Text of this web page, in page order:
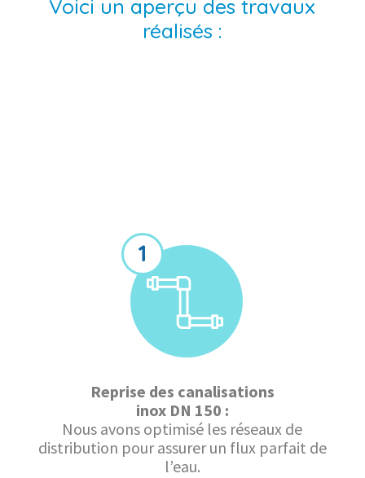
Voici un aperçu des travaux
réalisés :
Reprise des canalisations
inox DN 150 :
Nous avons optimisé les réseaux de
distribution pour assurer un flux parfait de
l’eau.